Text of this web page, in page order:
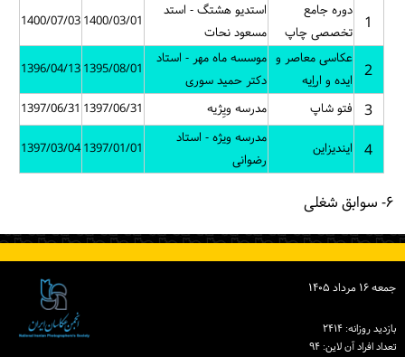
1
دوره جامع
تخصصی چاپ
استدیو هشتگ - استد
مسعود نحات
1400/03/01
1400/07/03
2
عکاسی معاصر و
ایده و اراِیه
موسسه ماه مهر - استاد
دکتر حمید سوری
1395/08/01
1396/04/13
3 فتو شاپ مدرسه ویِژيه 1397/06/31
1397/06/31
4 ایندیزاین
مدرسه ویژه - استاد
رضوانی
1397/01/01
1397/03/04
۶- سوابق شغلی
جمعه ۱۶ مرداد ۱۴۰۵
بازدید روزانه: ۲۴۱۴
تعداد افراد آن لاین: ۹۴